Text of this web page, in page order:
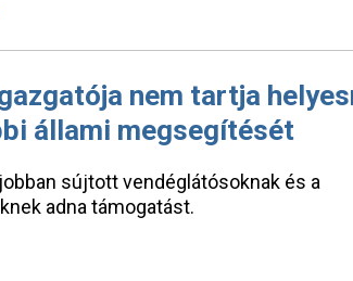
nem tartja
állami megsegítését
sújtott vendéglátósoknak és a
adna támogatást.